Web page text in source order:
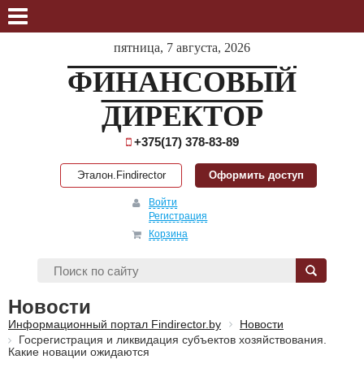
пятница, 7 августа, 2026
ФИНАНСОВЫЙ
ДИРЕКТОР
+375(17) 378-83-89
Эталон.Findirector Оформить доступ
Войти
Регистрация
Корзина
Новости
Информационный портал Findirector.by
Новости
Госрегистрация и ликвидация субъектов хозяйствования.
Какие новации ожидаются